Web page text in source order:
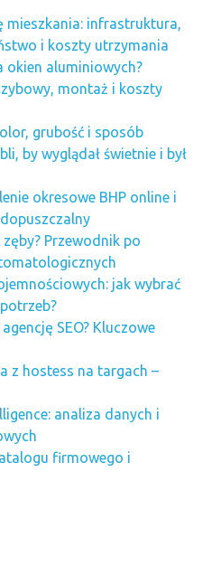
mieszkania: infrastruktura,
i koszty utrzymania
okien aluminiowych?
montaż i koszty
grubość i sposób
by wyglądał świetnie i był
okresowe BHP online i
zęby? Przewodnik po
jak wybrać
SEO? Kluczowe
z hostess na targach –
analiza danych i
firmowego i